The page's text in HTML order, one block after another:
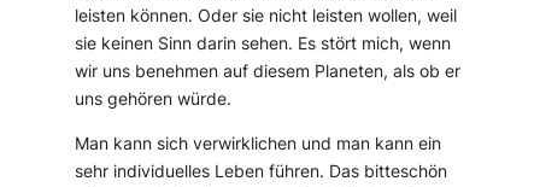
leisten können. Oder sie nicht leisten wollen, weil
sie keinen Sinn darin sehen. Es stört mich, wenn
wir uns benehmen auf diesem Planeten, als ob er
uns gehören würde.
Man kann sich verwirklichen und man kann ein
sehr individuelles Leben führen. Das bitteschön